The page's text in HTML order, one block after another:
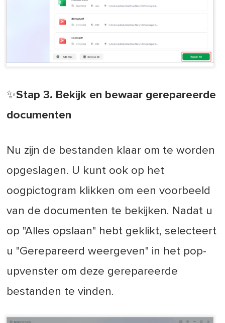
✨Stap 3. Bekijk en bewaar gerepareerde
documenten
Nu zijn de bestanden klaar om te worden
opgeslagen. U kunt ook op het
oogpictogram klikken om een voorbeeld
van de documenten te bekijken. Nadat u
op "Alles opslaan" hebt geklikt, selecteert
u "Gerepareerd weergeven" in het pop-
upvenster om deze gerepareerde
bestanden te vinden.